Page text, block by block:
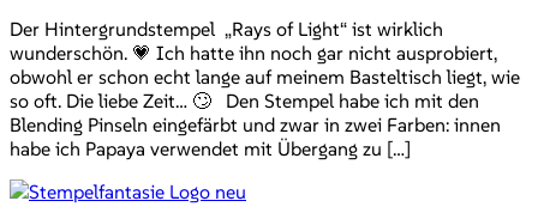
Der Hintergrundstempel „Rays of Light“ ist wirklich
wunderschön. 💗 Ich hatte ihn noch gar nicht ausprobiert,
obwohl er schon echt lange auf meinem Basteltisch liegt, wie
so oft. Die liebe Zeit… 🙄 Den Stempel habe ich mit den
Blending Pinseln eingefärbt und zwar in zwei Farben: innen
habe ich Papaya verwendet mit Übergang zu […]